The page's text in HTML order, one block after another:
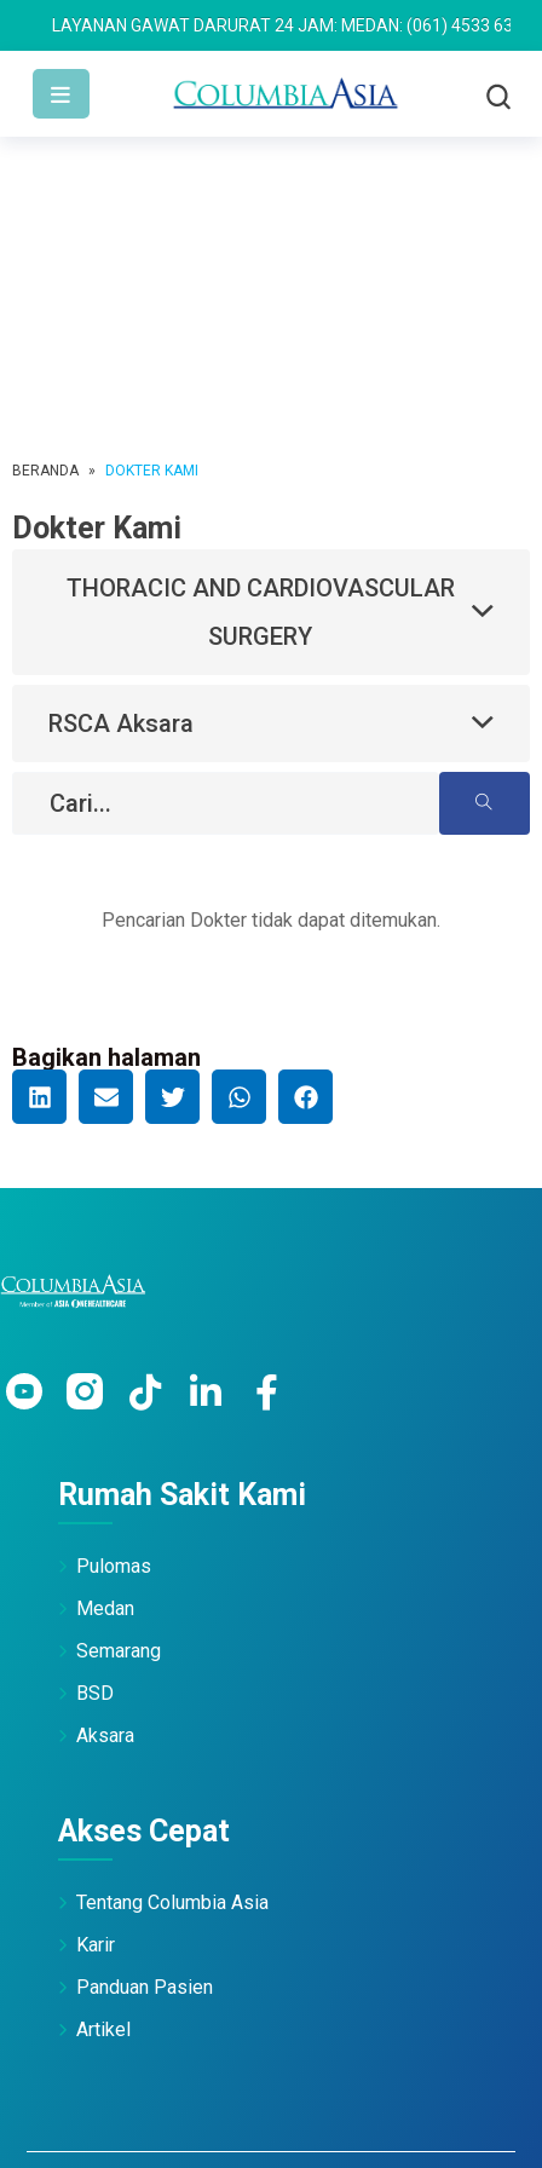
LAYANAN GAWAT DARURAT 24 JAM: MEDAN: (061) 4533 636
BERANDA » DOKTER KAMI
Dokter Kami
THORACIC AND CARDIOVASCULAR
SURGERY
RSCA Aksara
Pencarian Dokter tidak dapat ditemukan.
Bagikan halaman
Rumah Sakit Kami
Pulomas
Medan
Semarang
BSD
Aksara
Akses Cepat
Tentang Columbia Asia
Karir
Panduan Pasien
Artikel